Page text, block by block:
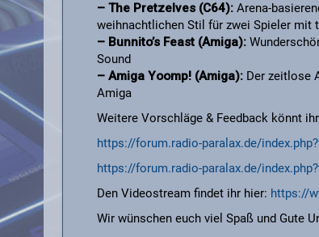
– The Pretzelves (C64): Arena-
weihnachtlichen Stil für zwei Spieler mit
– Bunnito’s Feast (Amiga):
Sound
– Amiga Yoomp! (Amiga): Der zeitlose
Amiga
Weitere Vorschläge & Feedback könnt
https://forum.radio-paralax.de/
https://forum.radio-paralax.de/
Den Videostream findet ihr hier: https://
Wir wünschen euch viel Spaß und Gute